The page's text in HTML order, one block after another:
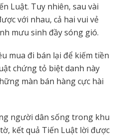
Luật. Tuy nhiên, sau vài
với nhau, cả hai vui vẻ
mưu sinh đầy sóng gió.
mua đi bán lại để kiếm tiền
chứng tỏ biệt danh này
màn bán hàng cực hài
người dân sống trong khu
kết quả Tiến Luật lời được